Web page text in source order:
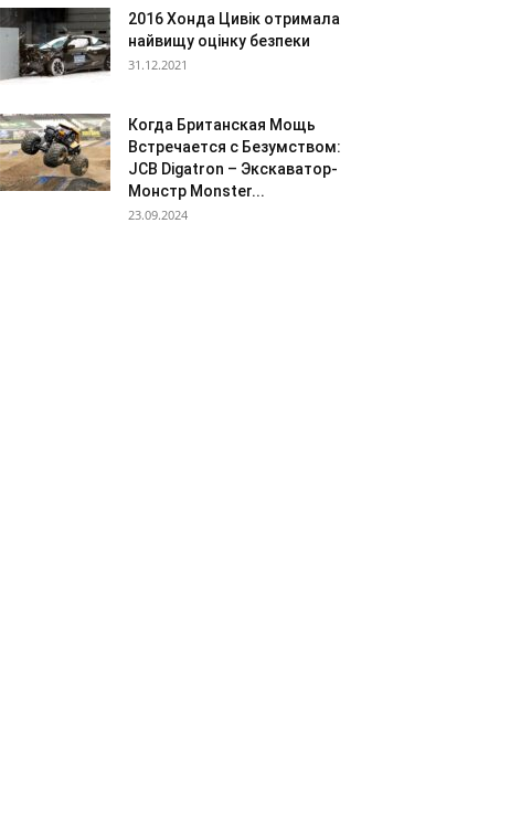
2016 Хонда Цивік отримала
найвищу оцінку безпеки
31.12.2021
Когда Британская Мощь
Встречается с Безумством:
JCB Digatron – Экскаватор-
Монстр Monster...
23.09.2024